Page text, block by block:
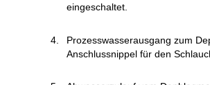
eingeschaltet.
Prozesswasserausgang zum
Anschlussnippel für den